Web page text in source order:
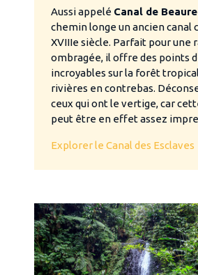
Aussi appelé Canal de
chemin longe un ancien canal
XVIIIe siècle. Parfait pour une
ombragée, il offre des points
incroyables sur la forêt
rivières en contrebas.
ceux qui ont le vertige, car
peut être en effet assez
Explorer le Canal des Esclaves